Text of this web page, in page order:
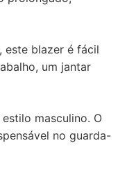
este blazer é fácil
um jantar
masculino. O
no guarda-